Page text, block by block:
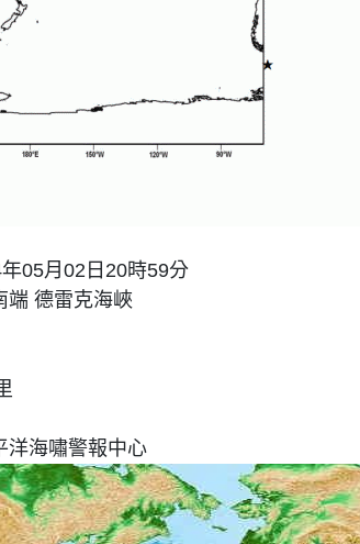
05月02日20時59分
端 德雷克海峽
洋海嘯警報中心